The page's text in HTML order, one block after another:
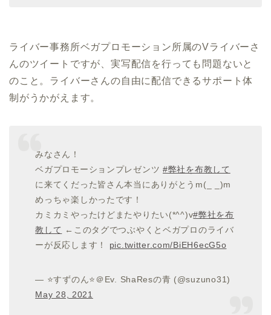
ライバー事務所ベガプロモーション所属のVライバーさ
んのツイートですが、実写配信を行っても問題ないと
のこと。ライバーさんの自由に配信できるサポート体
制がうかがえます。
みなさん！
ベガプロモーションプレゼンツ #弊社を布教して
に来てくだった皆さん本当にありがとうm(_ _)m
めっちゃ楽しかったです！
カミカミやったけどまたやりたい(*^^)v#弊社を布
教して
←このタグでつぶやくとベガプロのライバ
ーが反応します！ pic.twitter.com/BiEH6ecG5o
— ⭐すずのん⭐＠Ev. ShaResの青 (@suzuno31)
May 28, 2021